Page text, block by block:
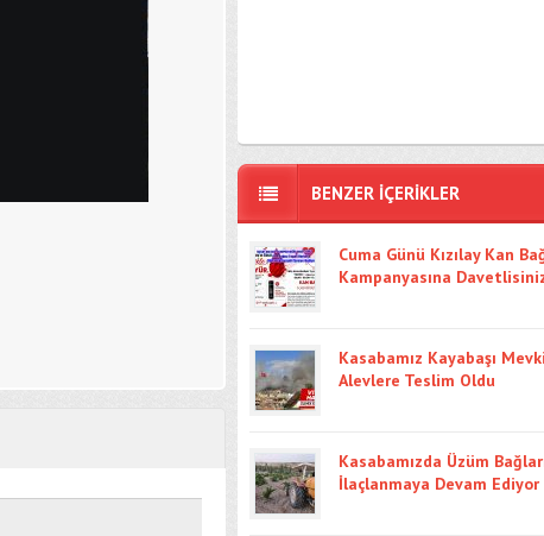
BENZER İÇERİKLER
Cuma Günü Kızılay Kan
Kampanyasına
Kasabamız Kayabaşı Mevki
Alevlere Teslim Oldu
Kasabamızda Üzüm
İlaçlanmaya Devam Ediyor